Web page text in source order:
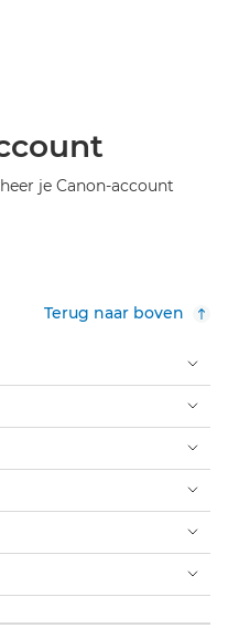
je Canon-account
Terug naar boven